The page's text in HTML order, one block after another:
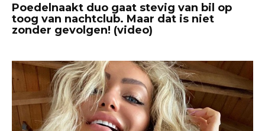
Poedelnaakt duo gaat stevig van bil op
toog van nachtclub. Maar dat is niet
zonder gevolgen! (video)